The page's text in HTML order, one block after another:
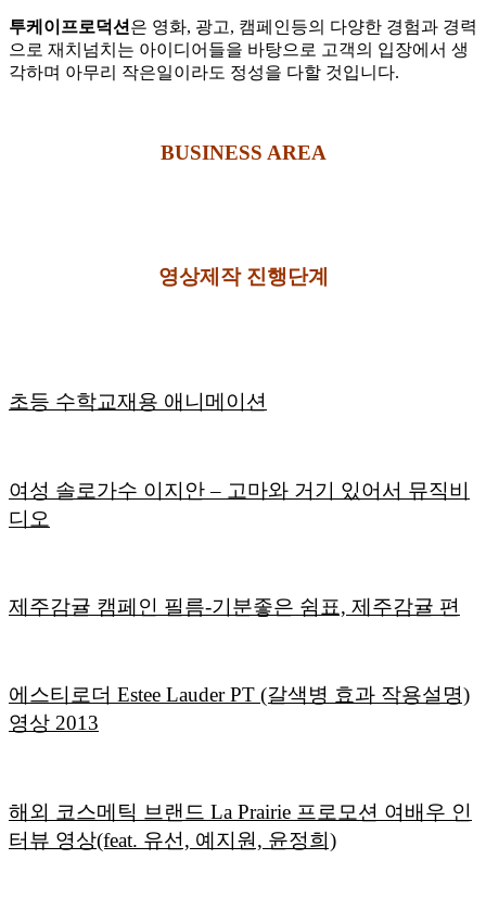
투케이프로덕션 은 영화, 광고, 캠페인등의 다양한 경험과 경력
으로 재치넘치는 아이디어들을 바탕으로 고객의 입장에서 생
각하며 아무리 작은일이라도 정성을 다할 것입니다.
BUSINESS AREA
영상제작 진행단계
초등 수학교재용 애니메이션
여성 솔로가수 이지안 – 고마와 거기 있어서 뮤직비
디오
제주감귤 캠페인 필름-기분좋은 쉼표, 제주감귤 편
에스티로더 Estee Lauder PT (갈색병 효과 작용설명)
영상 2013
해외 코스메틱 브랜드 La Prairie 프로모션 여배우 인
터뷰 영상(feat. 유선, 예지원, 윤정희)